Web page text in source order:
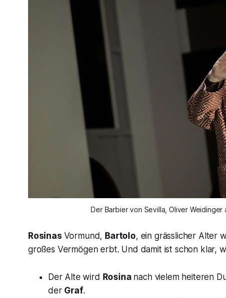
Der Barbier von Sevilla, Oliver Weidinger
Rosinas Vormund, Bartolo, ein grässlicher Alter
großes Vermögen erbt. Und damit ist schon klar,
Der Alte wird Rosina nach vielem heiteren
der Graf.